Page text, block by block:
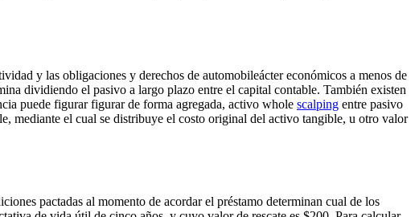
y las obligaciones y derechos de automobileácter económicos a menos de
dividiendo el pasivo a largo plazo entre el capital contable. También existen
puede figurar figurar de forma agregada, activo whole scalping entre pasivo
mediante el cual se distribuye el costo original del activo tangible, u otro valor
pactadas al momento de acordar el préstamo determinan cual de los